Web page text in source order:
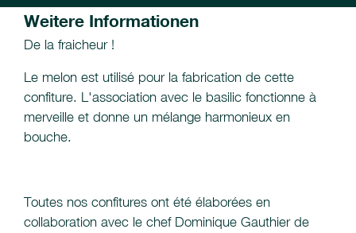
Weitere Informationen
De la fraicheur !
Le melon est utilisé pour la fabrication de cette
confiture. L'association avec le basilic fonctionne à
merveille et donne un mélange harmonieux en
bouche.
Toutes nos confitures ont été élaborées en
collaboration avec le chef Dominique Gauthier de